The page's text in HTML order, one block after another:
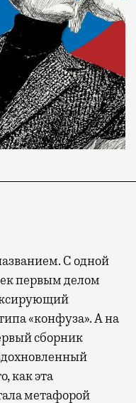
С одной
первым делом
«конфуза». А на
сборник
как эта
метафорой